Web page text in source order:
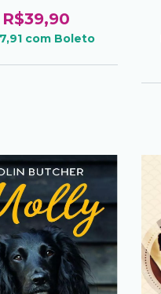
R$39,90
com Boleto